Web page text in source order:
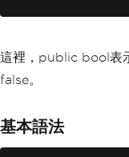
這裡，public bool表
false。
基本語法